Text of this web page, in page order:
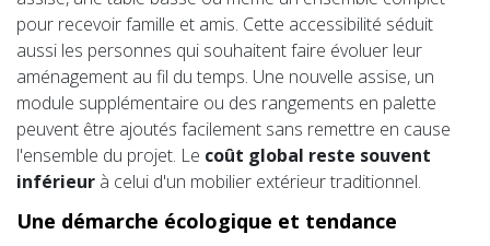
pour recevoir famille et amis. Cette accessibilité séduit
aussi les personnes qui souhaitent faire évoluer leur
aménagement au fil du temps. Une nouvelle assise, un
module supplémentaire ou des rangements en palette
peuvent être ajoutés facilement sans remettre en cause
l'ensemble du projet. Le coût global reste souvent
inférieur à celui d'un mobilier extérieur traditionnel.
Une démarche écologique et tendance